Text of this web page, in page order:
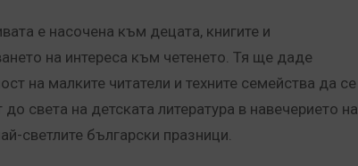
е насочена към децата, книгите и
на интереса към четенето. Тя ще даде
на малките читатели и техните семейства да се
света на детската литература в навечерието на
светлите български празници.